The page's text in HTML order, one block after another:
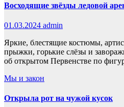
Восходящие звёзды ледовой
01.03.2024 admin
Яркие, блестящие костюмы,
прыжки, горькие слёзы и
об открытом Первенстве по
Мы и закон
Открыла рот на чужой кусок